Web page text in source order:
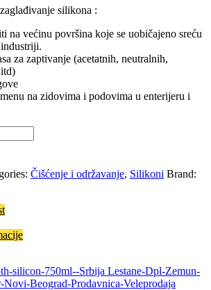
silikona :
na većinu površina koje se uobičajeno sreću
za zaptivanje (acetatnih, neutralnih,
na zidovima i podovima u enterijeru i
Čišćenje i održavanje, Silikoni Brand:
silicon-750ml--Srbija Lestane-Dpl-Zemun-
Beograd-Prodavnica-Veleprodaja